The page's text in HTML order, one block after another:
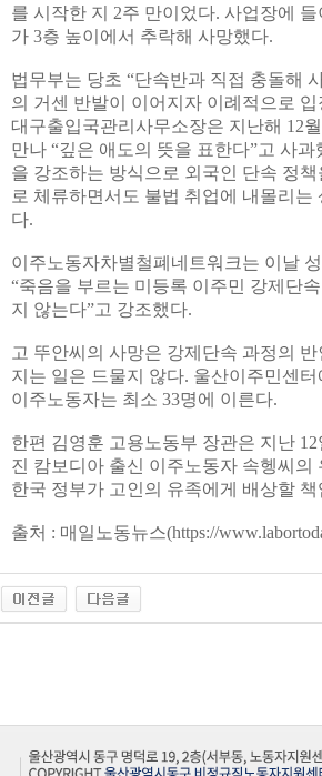
를 시작한 지 2주 만이었다. 사업장에
가 3층 높이에서 추락해 사망했다.
법무부는 당초 “단속반과 직접 충돌해
의 거센 반발이 이어지자 이례적으로
대구출입국관리사무소장은 지난해 12
만나 “깊은 애도의 뜻을 표한다”고 사
을 강조하는 방식으로 외국인 단속 정
로 체류하면서도 불법 취업에 내몰리
다.
이주노동자차별철폐네트워크는 이날
“죽음을 부르는 미등록 이주민 강제단
지 않는다”고 강조했다.
고 뚜안씨의 사망은 강제단속 과정의
지는 일은 드물지 않다. 울산이주민센
이주노동자는 최소 33명에 이른다.
한편 김영훈 고용노동부 장관은 지난
진 캄보디아 출신 이주노동자 속헹씨의
한국 정부가 고인의 유족에게 배상할
출처 : 매일노동뉴스(https://